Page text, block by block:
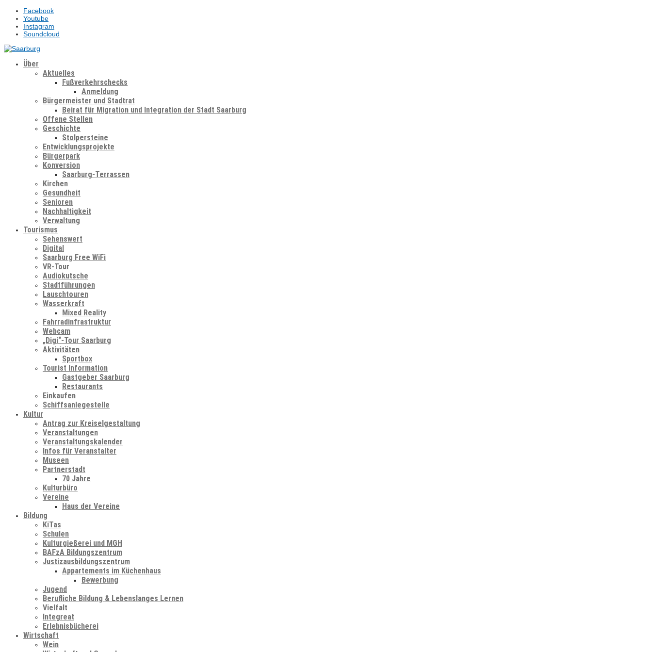
Facebook
Youtube
Instagram
Soundcloud
Über
Aktuelles
Fußverkehrschecks
Anmeldung
Bürgermeister und Stadtrat
Beirat für Migration und Integration der Stadt Saarburg
Offene Stellen
Geschichte
Stolpersteine
Entwicklungsprojekte
Bürgerpark
Konversion
Saarburg-Terrassen
Kirchen
Gesundheit
Senioren
Nachhaltigkeit
Verwaltung
Tourismus
Sehenswert
Digital
Saarburg Free WiFi
VR-Tour
Audiokutsche
Stadtführungen
Lauschtouren
Wasserkraft
Mixed Reality
Fahrradinfrastruktur
Webcam
„Digi“-Tour Saarburg
Aktivitäten
Sportbox
Tourist Information
Gastgeber Saarburg
Restaurants
Einkaufen
Schiffsanlegestelle
Kultur
Antrag zur Kreiselgestaltung
Veranstaltungen
Veranstaltungskalender
Infos für Veranstalter
Museen
Partnerstadt
70 Jahre
Kulturbüro
Vereine
Haus der Vereine
Bildung
KiTas
Schulen
Kulturgießerei und MGH
BAFzA Bildungszentrum
Justizausbildungszentrum
Appartements im Küchenhaus
Bewerbung
Jugend
Berufliche Bildung & Lebenslanges Lernen
Vielfalt
Integreat
Erlebnisbücherei
Wirtschaft
Wein